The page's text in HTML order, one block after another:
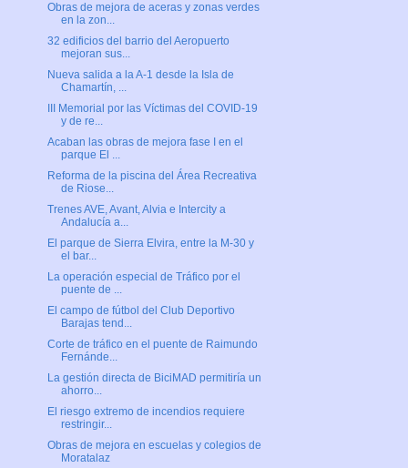
Obras de mejora de aceras y zonas verdes
en la zon...
32 edificios del barrio del Aeropuerto
mejoran sus...
Nueva salida a la A-1 desde la Isla de
Chamartín, ...
III Memorial por las Víctimas del COVID-19
y de re...
Acaban las obras de mejora fase I en el
parque El ...
Reforma de la piscina del Área Recreativa
de Riose...
Trenes AVE, Avant, Alvia e Intercity a
Andalucía a...
El parque de Sierra Elvira, entre la M-30 y
el bar...
La operación especial de Tráfico por el
puente de ...
El campo de fútbol del Club Deportivo
Barajas tend...
Corte de tráfico en el puente de Raimundo
Fernánde...
La gestión directa de BiciMAD permitiría un
ahorro...
El riesgo extremo de incendios requiere
restringir...
Obras de mejora en escuelas y colegios de
Moratalaz